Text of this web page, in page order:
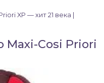
XP — хит 21 века |
Maxi-Cosi Priori